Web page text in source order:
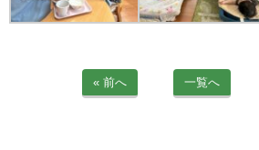
« 前へ 一覧へ